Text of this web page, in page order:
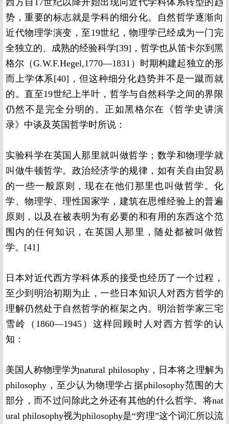
西方自17世纪以降开始出现向近代学科体系转型的趋
势，重要的标志就是学科的细分化。自然哲学逐渐向
近代物理学演变，至19世纪，物理学已经成为一门完
全独立的、成熟的经验科学[39]，哲学也从笛卡尔到黑
格尔（G.W.F.Hegel,1770—1831）时期构建起独立的形
而上学体系[40]，但这种细分化趋势并不是一蹴而就
的。直至19世纪上半叶，哲学与自然科学之间的界限
仍然不是完全分明的。正如黑格尔在《哲学史讲演
录》中谈及英国哲学时所说：
实验科学在英国人那里就叫做哲学；数学和物理学就
叫做牛顿哲学。政治经济学的规律，如有关自由贸易
的一些一般原则，现在在他们那里也叫做哲学。化
学、物理学、理性国家学，建筑在思维经验上的普遍
原则，以及在被表明为有必要的和有用的东西这个范
围内的任何知识，在英国人那里，随处都被叫做哲
学。[41]
日本对近代西方学科体系的接受也经历了一个过程，
至少到明治初期为止，一些日本知识人对西方哲学的
理解仍然处于自然哲学的框架之内。明治哲学家三宅
雪岭（1860—1945）这样回顾时人对西方哲学的认
知：
美国人称物理学为natural philosophy，日本将之理解为
philosophy，至少认为物理学占据philosophy范围的大
部分，而不过问除此之外还有其他的什么哲学。将nat
ural philosophy视为philosophy是“穷理”这个词汇所以流